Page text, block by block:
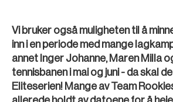
Vi bruker også muligheten til å
inn i en periode med mange
annet Inger Johanne, Maren Milla
tennisbanen i mai og juni - da skal
Eliteserien! Mange av Team